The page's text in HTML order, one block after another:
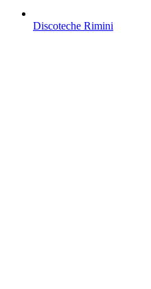
Discoteche Rimini